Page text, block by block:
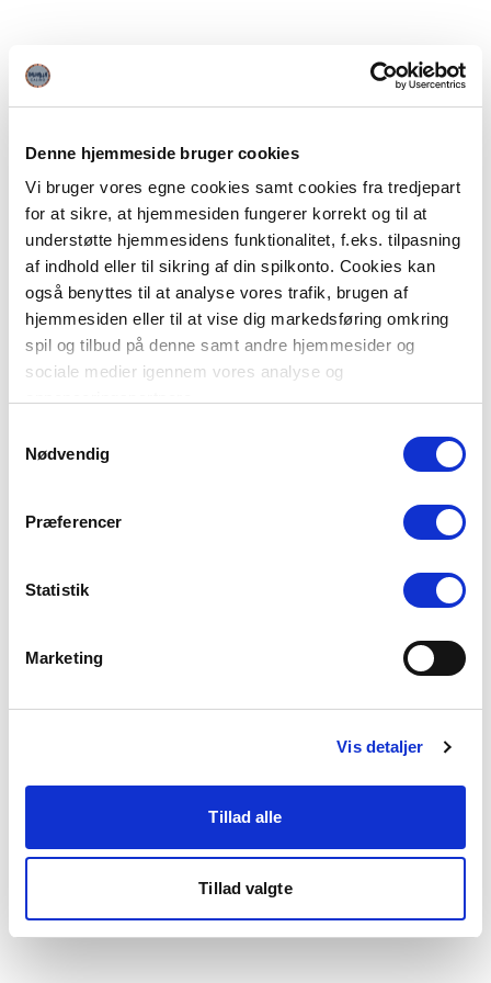
Denne hjemmeside bruger cookies
Vi bruger vores egne cookies samt cookies fra tredjepart
for at sikre, at hjemmesiden fungerer korrekt og til at
understøtte hjemmesidens funktionalitet, f.eks. tilpasning
af indhold eller til sikring af din spilkonto. Cookies kan
også benyttes til at analyse vores trafik, brugen af
hjemmesiden eller til at vise dig markedsføring omkring
spil og tilbud på denne samt andre hjemmesider og
sociale medier igennem vores analyse og
Du kan læse mere om vores brug af cookies under
"Detaljer" eller ved at klikke videre til vores Cookiepolitik,
Nødvendig
Præferencer
Statistik
Marketing
Vis detaljer
Tillad alle
Tillad valgte